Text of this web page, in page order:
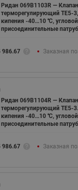
Ридан 069B1103R — Клапан
терморегулирующий TE5-
кипения -40...10 ℃,
присоединительные
986.67 Заказная
Ридан 069B1104R — Клапан
терморегулирующий TE5-
кипения -40...10 ℃,
присоединительные
986.67 Заказная